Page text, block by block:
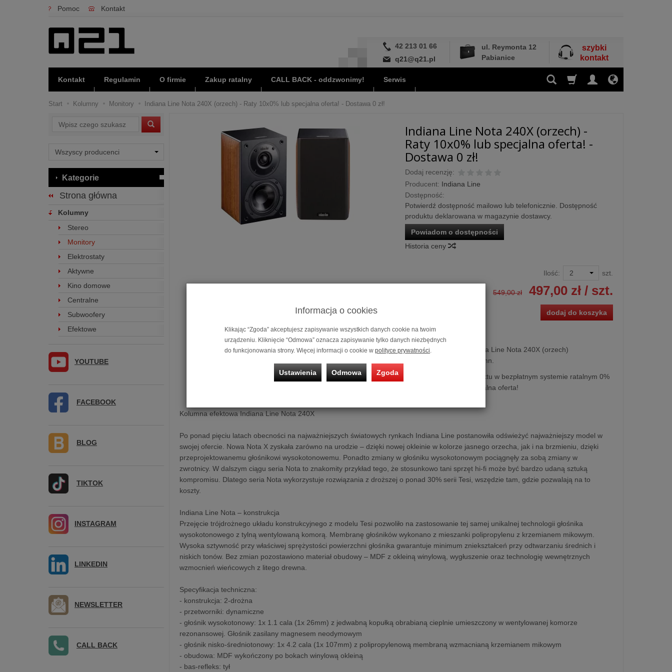
Pomoc Kontakt
42 213 01 66
q21@q21.pl
ul. Reymonta 12
Pabianice
szybki
kontakt
Kontakt Regulamin O firmie Zakup ratalny CALL BACK - oddzwonimy! Serwis
Start Kolumny Monitory Indiana Line Nota 240X (orzech) - Raty 10x0% lub specjalna oferta! - Dostawa 0 zł!
Indiana Line Nota 240X (orzech) -
Raty 10x0% lub specjalna oferta! -
Dostawa 0 zł!
Dodaj recenzję:
Producent: Indiana Line
Dostępność:
Potwierdź dostępność mailowo lub telefonicznie. Dostępność
produktu deklarowana w magazynie dostawcy.
Powiadom o dostępności
Historia ceny
Ilość: szt.
549,00 zł 497,00 zł/ szt.
dodaj do koszyka
Kolumna efektowa Indiana Line Nota 240X (orzech)
Cena dotyczy 1 szt. kolumn.
Możliwość zakupu produktu w bezpłatnym systemie ratalnym 0%
na 10 miesięcy lub specjalna oferta!
Kolumna efektowa Indiana Line Nota 240X
Po ponad pięciu latach obecności na najważniejszych światowych rynkach Indiana Line postanowiła odświeżyć najważniejszy model w
swojej ofercie. Nowa Nota X zyskała zarówno na urodzie – dzięki nowej okleinie w kolorze jasnego orzecha, jak i na brzmieniu, dzięki
przeprojektowanemu głośnikowi wysokotonowemu. Ponadto zmiany w głośniku wysokotonowym pociągnęły za sobą zmiany w
zwrotnicy. W dalszym ciągu seria Nota to znakomity przykład tego, że stosunkowo tani sprzęt hi-fi może być bardzo udaną sztuką
kompromisu. Dlatego seria Nota wykorzystuje rozwiązania z droższej o ponad 30% serii Tesi, wszędzie tam, gdzie pozwalają na to
koszty.
Indiana Line Nota – konstrukcja
Przejęcie trójdrożnego układu konstrukcyjnego z modelu Tesi pozwoliło na zastosowanie tej samej unikalnej technologii głośnika
wysokotonowego z tylną wentylowaną komorą. Membranę głośników wykonano z mieszanki polipropylenu z krzemianem mikowym.
Wysoka sztywność przy właściwej sprężystości powierzchni głośnika gwarantuje minimum zniekształceń przy odtwarzaniu średnich i
niskich tonów. Bez zmian pozostawiono materiał obudowy – MDF z okleiną winylową, wygłuszenie oraz technologię wewnętrznych
wzmocnień wieńcowych z litego drewna.
Specyfikacja techniczna:
- konstrukcja: 2-drożna
- przetworniki: dynamiczne
- głośnik wysokotonowy: 1x 1.1 cala (1x 26mm) z jedwabną kopułką obrabianą cieplnie umieszczony w wentylowanej komorze
rezonansowej. Głośnik zasilany magnesem neodymowym
- głośnik nisko-średniotonowy: 1x 4.2 cala (1x 107mm) z polipropylenową membraną wzmacnianą krzemianem mikowym
- obudowa: MDF wykończony po bokach winylową okleiną
- bas-refleks: tył
Wyszukaj
Kategorie
Strona główna
Kolumny
Stereo
Monitory
Elektrostaty
Aktywne
Kino domowe
Centralne
Subwoofery
Efektowe
YOUTUBE
FACEBOOK
BLOG
TIKTOK
INSTAGRAM
LINKEDIN
NEWSLETTER
CALL BACK
Informacja o cookies
Klikając “Zgoda” akceptujesz zapisywanie wszystkich danych cookie na twoim
urządzeniu. Kliknięcie “Odmowa” oznacza zapisywanie tylko danych niezbędnych
do funkcjonowania strony. Więcej informacji o cookie w polityce prywatności.
Ustawienia Odmowa Zgoda